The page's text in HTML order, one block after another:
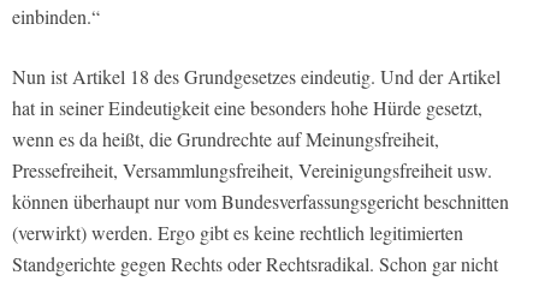
einbinden.“
Nun ist Artikel 18 des Grundgesetzes eindeutig. Und der Artikel
hat in seiner Eindeutigkeit eine besonders hohe Hürde gesetzt,
wenn es da heißt, die Grundrechte auf Meinungsfreiheit,
Pressefreiheit, Versammlungsfreiheit, Vereinigungsfreiheit usw.
können überhaupt nur vom Bundesverfassungsgericht beschnitten
(verwirkt) werden. Ergo gibt es keine rechtlich legitimierten
Standgerichte gegen Rechts oder Rechtsradikal. Schon gar nicht